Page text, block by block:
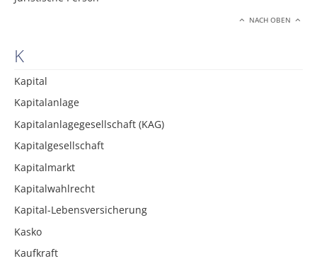
NACH OBEN
K
Kapital
Kapitalanlage
Kapitalanlagegesellschaft (KAG)
Kapitalgesellschaft
Kapitalmarkt
Kapitalwahlrecht
Kapital-Lebensversicherung
Kasko
Kaufkraft